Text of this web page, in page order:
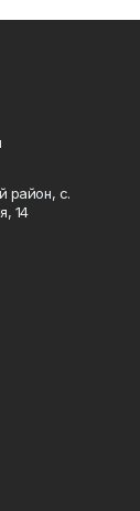
район, с.
14